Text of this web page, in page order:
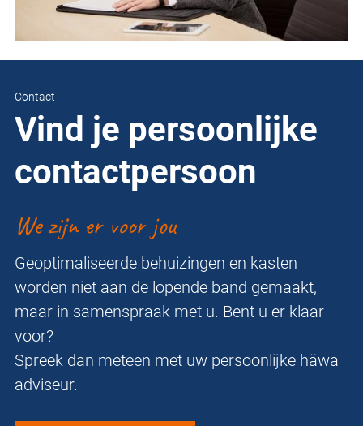
Contact
Vind je persoonlijke
contactpersoon
We zijn er voor jou
Geoptimaliseerde behuizingen en kasten
worden niet aan de lopende band gemaakt,
maar in samenspraak met u. Bent u er klaar
voor?
Spreek dan meteen met uw persoonlijke häwa
adviseur.